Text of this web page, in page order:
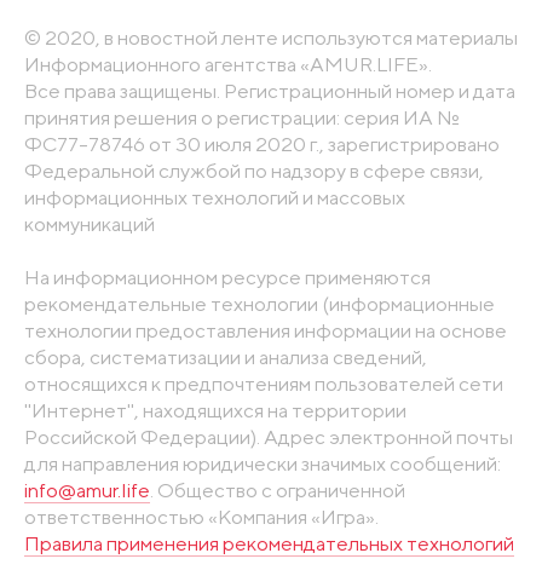
© 2020, в новостной ленте используются материалы
Информационного агентства «AMUR.LIFE».
Все права защищены. Регистрационный номер и дата
принятия решения о регистрации: серия ИА №
ФС77-78746 от 30 июля 2020 г., зарегистрировано
Федеральной службой по надзору в сфере связи,
информационных технологий и массовых
коммуникаций
На информационном ресурсе применяются
рекомендательные технологии (информационные
технологии предоставления информации на основе
сбора, систематизации и анализа сведений,
относящихся к предпочтениям пользователей сети
"Интернет", находящихся на территории
Российской Федерации). Адрес электронной почты
для направления юридически значимых сообщений:
info@amur.life. Общество с ограниченной
ответственностью «Компания «Игра».
Правила применения рекомендательных технологий